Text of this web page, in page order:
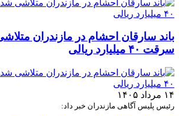
باند سارقان احشام در مازندران
سرقت ۴۰ میلیارد ریالی
۱۴ مرداد ۱۴۰۵
رئیس پلیس آگاهی مازندران خبر داد: